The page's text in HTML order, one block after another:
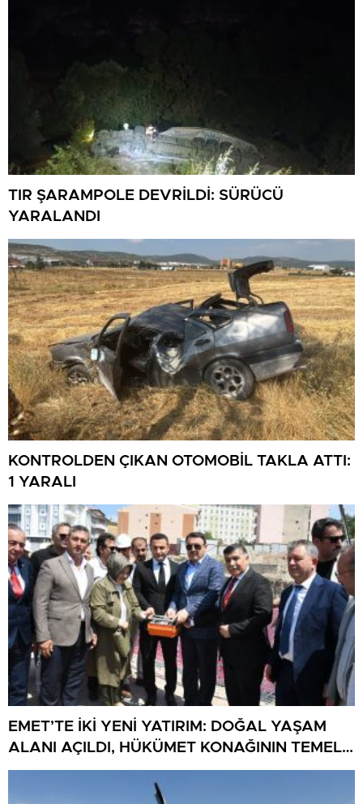
TIR ŞARAMPOLE DEVRİLDİ: SÜRÜCÜ
YARALANDI
KONTROLDEN ÇIKAN OTOMOBİL TAKLA ATTI:
1 YARALI
EMET’TE İKİ YENİ YATIRIM: DOĞAL YAŞAM
ALANI AÇILDI, HÜKÜMET KONAĞININ TEMELİ
ATILDI